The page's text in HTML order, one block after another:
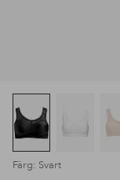
Färg: Svart